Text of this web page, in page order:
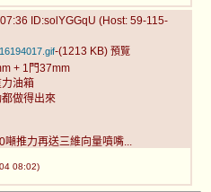
ID:solYGGqU (Host: 59-115-
-(1213 KB) 預覽
+ 1門37mm
油箱
做得出來
推力再送三維向量噴嘴...
08:02)